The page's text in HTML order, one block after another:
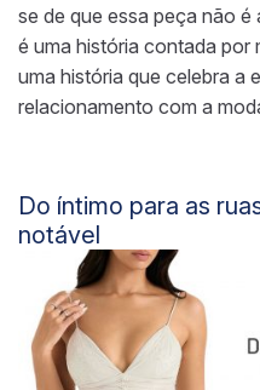
se de que essa peça não é
é uma história contada por
uma história que celebra a
relacionamento com a
Do íntimo para as
notável